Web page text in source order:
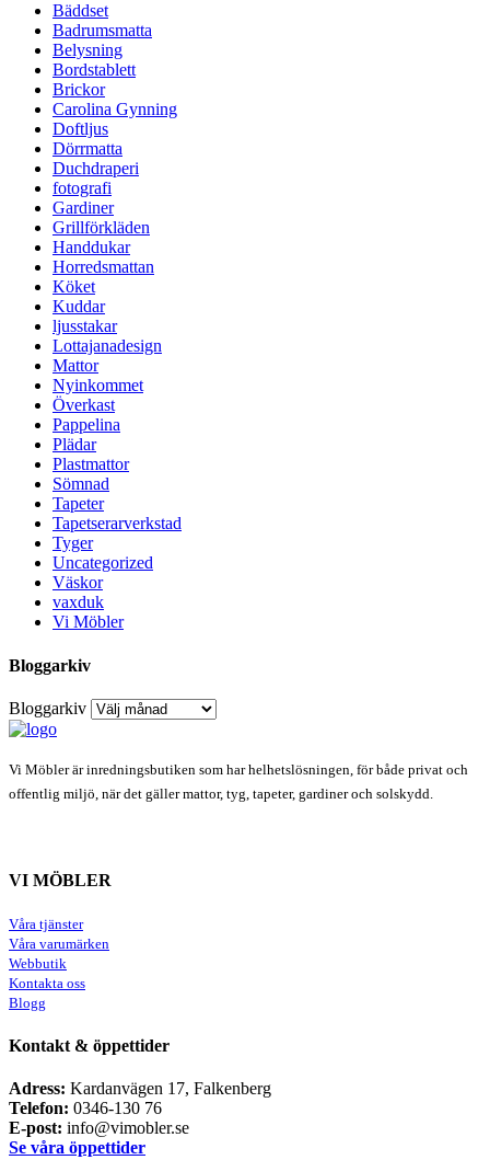
Bäddset
Badrumsmatta
Belysning
Bordstablett
Brickor
Carolina Gynning
Doftljus
Dörrmatta
Duchdraperi
fotografi
Gardiner
Grillförkläden
Handdukar
Horredsmattan
Köket
Kuddar
ljusstakar
Lottajanadesign
Mattor
Nyinkommet
Överkast
Pappelina
Plädar
Plastmattor
Sömnad
Tapeter
Tapetserarverkstad
Tyger
Uncategorized
Väskor
vaxduk
Vi Möbler
Bloggarkiv
Bloggarkiv
Vi Möbler är inredningsbutiken som har helhetslösningen, för både privat och
offentlig miljö, när det gäller mattor, tyg, tapeter, gardiner och solskydd.
VI MÖBLER
Våra tjänster
Våra varumärken
Webbutik
Kontakta oss
Blogg
Kontakt & öppettider
Adress: Kardanvägen 17, Falkenberg
Telefon: 0346-130 76
E-post: info@vimobler.se
Se våra öppettider